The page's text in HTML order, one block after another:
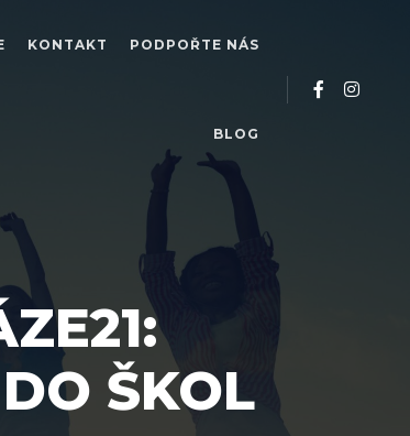
KONTAKT PODPOŘTE NÁS
BLOG
ŠKOL